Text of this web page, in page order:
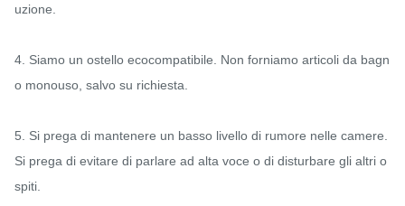
uzione.
4. Siamo un ostello ecocompatibile. Non forniamo articoli da bagn
o monouso, salvo su richiesta.
5. Si prega di mantenere un basso livello di rumore nelle camere.
Si prega di evitare di parlare ad alta voce o di disturbare gli altri o
spiti.